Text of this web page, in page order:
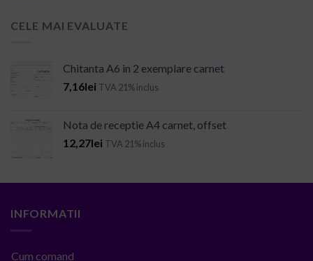
CELE MAI EVALUATE
Chitanta A6 in 2 exemplare carnet
7,16lei TVA 21% inclus
Nota de receptie A4 carnet, offset
12,27lei TVA 21% inclus
INFORMATII
Cum comand